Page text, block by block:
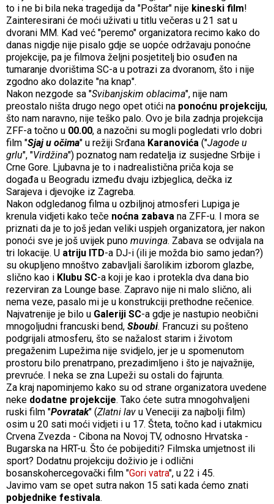
to i ne bi bila neka tragedija da "Poštar" nije kineski film!
Zainteresirani će moći uživati u titlu večeras u 21 sat u
dvorani MM. Kad već "peremo" organizatora recimo kako do
danas nigdje nije pisalo gdje se uopće održavaju ponoćne
projekcije, pa je filmova željni posjetitelj bio osuđen na
tumaranje dvorištima SC-a u potrazi za dvoranom, što i nije
zgodno ako dolazite "na knap".
Nakon nezgode sa "Svibanjskim oblacima", nije nam
preostalo ništa drugo nego opet otići na ponoćnu projekciju,
što nam naravno, nije teško palo. Ovo je bila zadnja projekcija
ZFF-a točno u 00.00, a nazočni su mogli pogledati vrlo dobri
film "Sjaj u očima" u režiji Srđana Karanovića ("Jagode u
grlu", "Virdžina") poznatog nam redatelja iz susjedne Srbije i
Crne Gore. Ljubavna je to i nadrealistična priča koja se
događa u Beogradu između dvaju izbjeglica, dečka iz
Sarajeva i djevojke iz Zagreba.
Nakon odgledanog filma u ozbiljnoj atmosferi Lupiga je
krenula vidjeti kako teče noćna zabava na ZFF-u. I mora se
priznati da je to još jedan veliki uspjeh organizatora, jer nakon
ponoći sve je još uvijek puno muvinga. Zabava se odvijala na
tri lokacije. U atriju ITD-a DJ-i (ili je možda bio samo jedan?)
su okupljeno mnoštvo zabavljali šarolikim izborom glazbe,
slično kao i Klubu SC-a koji je kao i protekla dva dana bio
rezerviran za Lounge base. Zapravo nije ni malo slično, ali
nema veze, pasalo mi je u konstrukciji prethodne rečenice.
Najvatrenije je bilo u Galeriji SC-a gdje je nastupio neobični
mnogoljudni francuski bend, Sboubi. Francuzi su pošteno
podgrijali atmosferu, što se nažalost starim i životom
pregaženim Lupežima nije svidjelo, jer je u spomenutom
prostoru bilo prenatrpano, prezadimljeno i što je najvažnije,
prevruće. I neka se zna Lupeži su ostali do fajrunta.
Za kraj napominjemo kako su od strane organizatora uvedene
neke dodatne projekcije. Tako ćete sutra mnogohvaljeni
ruski film "Povratak" (Zlatni lav u Veneciji za najbolji film)
osim u 20 sati moći vidjeti i u 17. Šteta, točno kad i utakmicu
Crvena Zvezda - Cibona na Novoj TV, odnosno Hrvatska -
Bugarska na HRT-u. Što će pobijediti? Filmska umjetnost ili
sport? Dodatnu projekciju doživio je i odlični
bosanskohercegovački film "Gori vatra", u 22 i 45.
Javimo vam se opet sutra nakon 15 sati kada ćemo znati
pobjednike festivala.